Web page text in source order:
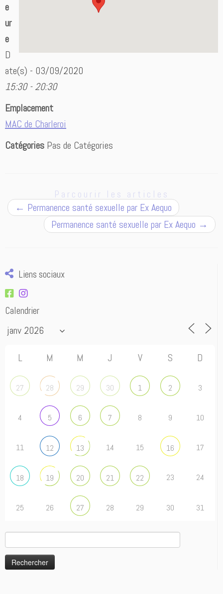
e
ur
e
D
ate(s) - 03/09/2020
15:30 - 20:30
Emplacement
MAC de Charleroi
Catégories Pas de Catégories
Parcourir les articles
← Permanence santé sexuelle par Ex Aequo
Permanence santé sexuelle par Ex Aequo →
Liens sociaux
Calendrier
L M M J V S D
27 28 29 30 1 2 3
4 5 6 7 8 9 10
11 12 13 14 15 16 17
18 19 20 21 22 23 24
25 26 27 28 29 30 31